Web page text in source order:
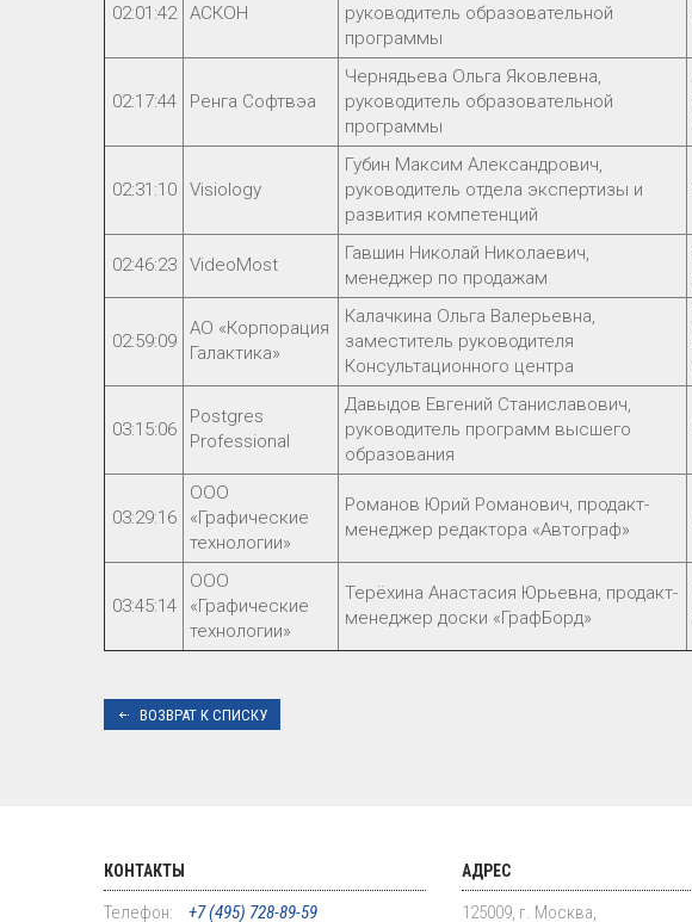
02:01:42 АСКОН
руководитель образовательной
программы
02:17:44 Ренга Софтвэа
Чернядьева Ольга Яковлевна,
руководитель образовательной
программы
02:31:10 Visiology
Губин Максим Александрович,
руководитель отдела экспертизы и
развития компетенций
02:46:23 VideoMost
Гавшин Николай Николаевич,
менеджер по продажам
02:59:09
АО «Корпорация
Галактика»
Калачкина Ольга Валерьевна,
заместитель руководителя
Консультационного центра
03:15:06
Postgres
Professional
Давыдов Евгений Станиславович,
руководитель программ высшего
образования
03:29:16
ООО
«Графические
технологии»
Романов Юрий Романович, продакт-
менеджер редактора «Автограф»
03:45:14
ООО
«Графические
технологии»
Терёхина Анастасия Юрьевна, продакт-
менеджер доски «ГрафБорд»
ВОЗВРАТ К СПИСКУ
КОНТАКТЫ
Телефон: +7 (495) 728-89-59
АДРЕС
125009, г. Москва,